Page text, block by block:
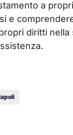
a
e
diritti